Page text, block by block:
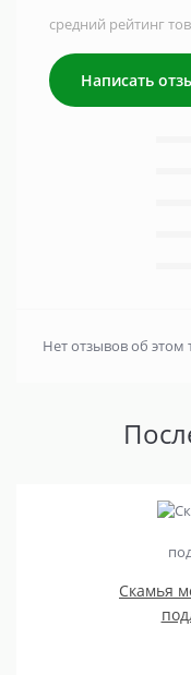
средний рейтинг
Написать
Нет отзывов об этом
Скамья